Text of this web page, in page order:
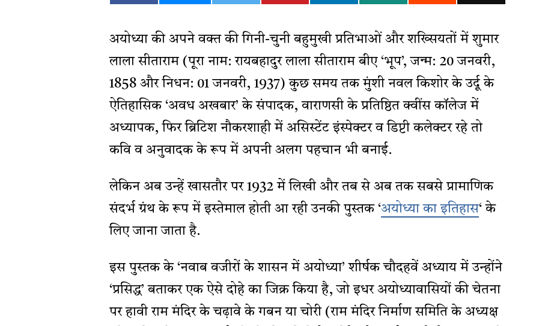
अयोध्या की अपने वक्त की गिनी-चुनी बहुमुखी प्रतिभाओं और शख्सियतों में शुमार
लाला सीताराम (पूरा नाम: रायबहादुर लाला सीताराम बीए ‘भूप’, जन्म: 20 जनवरी,
1858 और निधन: 01 जनवरी, 1937) कुछ समय तक मुंशी नवल किशोर के उर्दू के
ऐतिहासिक ‘अवध अखबार’ के संपादक, वाराणसी के प्रतिष्ठित क्वींस कॉलेज में
अध्यापक, फिर ब्रिटिश नौकरशाही में असिस्टेंट इंस्पेक्टर व डिप्टी कलेक्टर रहे तो
कवि व अनुवादक के रूप में अपनी अलग पहचान भी बनाई.
लेकिन अब उन्हें खासतौर पर 1932 में लिखी और तब से अब तक सबसे प्रामाणिक
संदर्भ ग्रंथ के रूप में इस्तेमाल होती आ रही उनकी पुस्तक ‘अयोध्या का इतिहास‘ के
लिए जाना जाता है.
इस पुस्तक के ‘नवाब वजीरों के शासन में अयोध्या’ शीर्षक चौदहवें अध्याय में उन्होंने
‘प्रसिद्ध’ बताकर एक ऐसे दोहे का जिक्र किया है, जो इधर अयोध्यावासियों की चेतना
पर हावी राम मंदिर के चढ़ावे के गबन या चोरी (राम मंदिर निर्माण समिति के अध्यक्ष